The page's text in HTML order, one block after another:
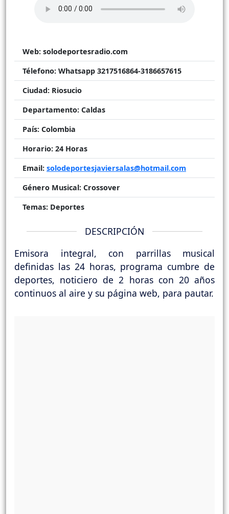
Web: solodeportesradio.com
Télefono: Whatsapp 3217516864-3186657615
Ciudad: Riosucio
Departamento: Caldas
País: Colombia
Horario: 24 Horas
Email: solodeportesjaviersalas@hotmail.com
Género Musical: Crossover
Temas: Deportes
DESCRIPCIÓN
Emisora integral, con parrillas musical
definidas las 24 horas, programa cumbre de
deportes, noticiero de 2 horas con 20 años
continuos al aire y su página web, para pautar.